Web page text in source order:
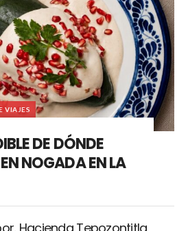
VIAJES
DE DÓNDE
NOGADA EN LA